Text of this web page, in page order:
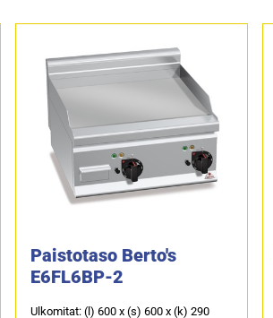
Paistotaso Berto's
E6FL6BP-2
Ulkomitat: (l) 600 x (s) 600 x (k) 290